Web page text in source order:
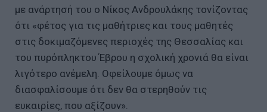
με ανάρτησή του ο Νίκος Ανδρουλάκης τονίζοντας
ότι «φέτος για τις μαθήτριες και τους μαθητές
στις δοκιμαζόμενες περιοχές της Θεσσαλίας και
του πυρόπληκτου Έβρου η σχολική χρονιά θα είναι
λιγότερο ανέμελη. Οφείλουμε όμως να
διασφαλίσουμε ότι δεν θα στερηθούν τις
ευκαιρίες, που αξίζουν».